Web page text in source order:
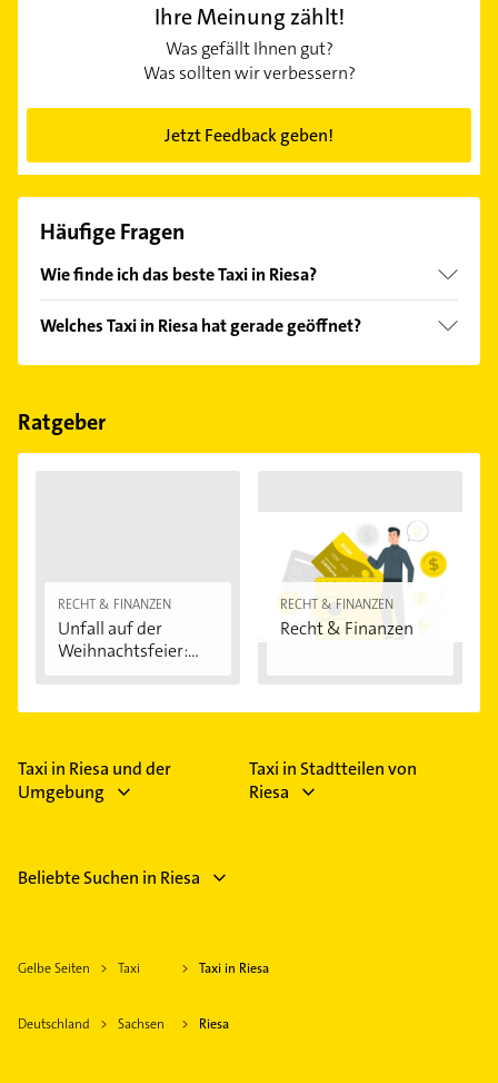
Ihre Meinung zählt!
Was gefällt Ihnen gut?
Was sollten wir verbessern?
Jetzt Feedback geben!
Häufige Fragen
Wie finde ich das beste Taxi in Riesa?
Kundenmeinungen und profitieren Sie von den
Empfehlungen. Die Suchergebnisse können Sie sich
Welches Taxi in Riesa hat gerade geöffnet?
Im Anbieter-Bereich finden Sie alleÖffnungszeiten.
Feiertagen abweichen können.
Ratgeber
RECHT & FINANZEN
Unfall auf der
Weihnachtsfeier:...
RECHT & FINANZEN
Recht & Finanzen
Taxi in Riesa und der
Umgebung
Taxi in Stadtteilen von
Riesa
Beliebte Suchen in Riesa
Gelbe Seiten Taxi Taxi in Riesa
Deutschland Sachsen Riesa